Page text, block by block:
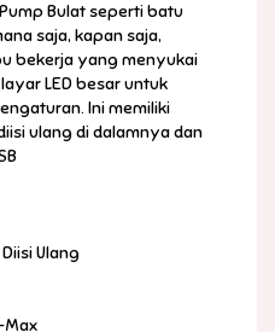
Bulat seperti batu
saja, kapan saja,
bekerja yang menyukai
LED besar untuk
Ini memiliki
ulang di dalamnya dan
Ulang
Max